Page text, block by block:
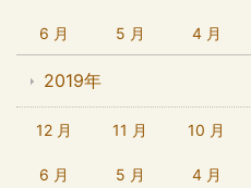
6 月 5 月 4 月
2019年
12 月 11 月 10 月
6 月 5 月 4 月